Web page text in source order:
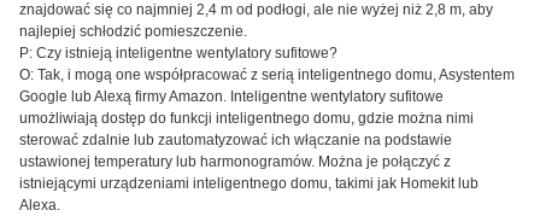
znajdować się co najmniej 2,4 m od podłogi, ale nie wyżej niż 2,8 m, aby
najlepiej schłodzić pomieszczenie.
P: Czy istnieją inteligentne wentylatory sufitowe?
O: Tak, i mogą one współpracować z serią inteligentnego domu, Asystentem
Google lub Alexą firmy Amazon. Inteligentne wentylatory sufitowe
umożliwiają dostęp do funkcji inteligentnego domu, gdzie można nimi
sterować zdalnie lub zautomatyzować ich włączanie na podstawie
ustawionej temperatury lub harmonogramów. Można je połączyć z
istniejącymi urządzeniami inteligentnego domu, takimi jak Homekit lub
Alexa.